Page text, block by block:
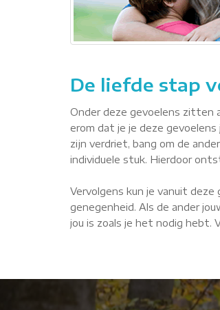
De liefde stap
Onder deze gevoelens zitten
erom dat je je deze
zijn verdriet, bang om de
individuele stuk. Hierdoor
Vervolgens kun je vanuit
genegenheid. Als de ander
jou is zoals je het nodig hebt.